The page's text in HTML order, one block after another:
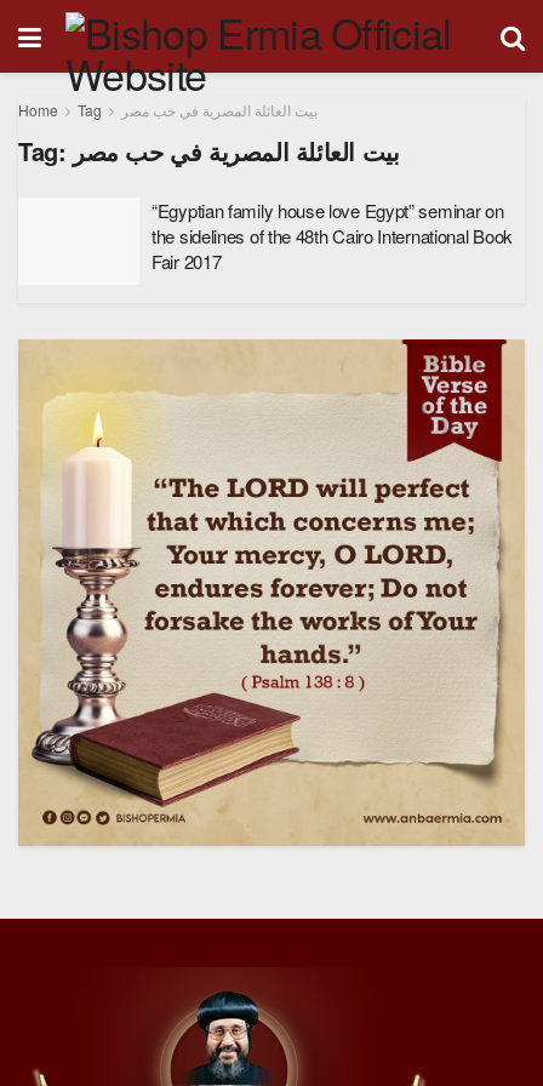
Home Tag بيت العائلة المصرية في حب مصر
Tag: بيت العائلة المصرية في حب مصر
“Egyptian family house love Egypt” seminar on
the sidelines of the 48th Cairo International Book
Fair 2017